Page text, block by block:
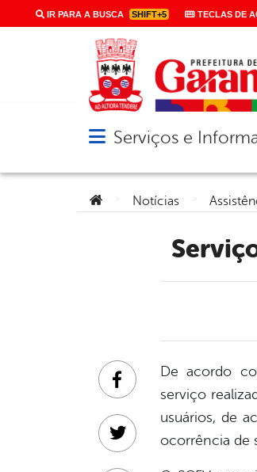
IR PARA A BUSCA SHIFT+5 TECLAS DE
Abrir menu principal de
Serviços e
Você está aqui:
Notícias
De acordo
serviço
usuários, de
ocorrência de
Facebook
Twitter